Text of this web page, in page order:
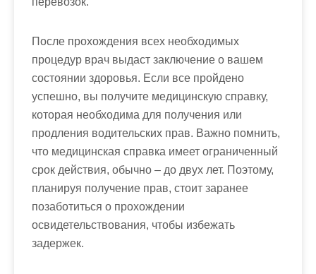
После прохождения всех необходимых
процедур врач выдаст заключение о вашем
состоянии здоровья. Если все пройдено
успешно, вы получите медицинскую справку,
которая необходима для получения или
продления водительских прав. Важно помнить,
что медицинская справка имеет ограниченный
срок действия, обычно – до двух лет. Поэтому,
планируя получение прав, стоит заранее
позаботиться о прохождении
освидетельствования, чтобы избежать
задержек.